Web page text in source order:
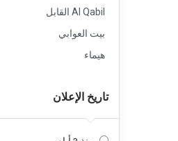
Al Qabil القابل
بيت العوابي
هيماء
تاريخ الإعلان